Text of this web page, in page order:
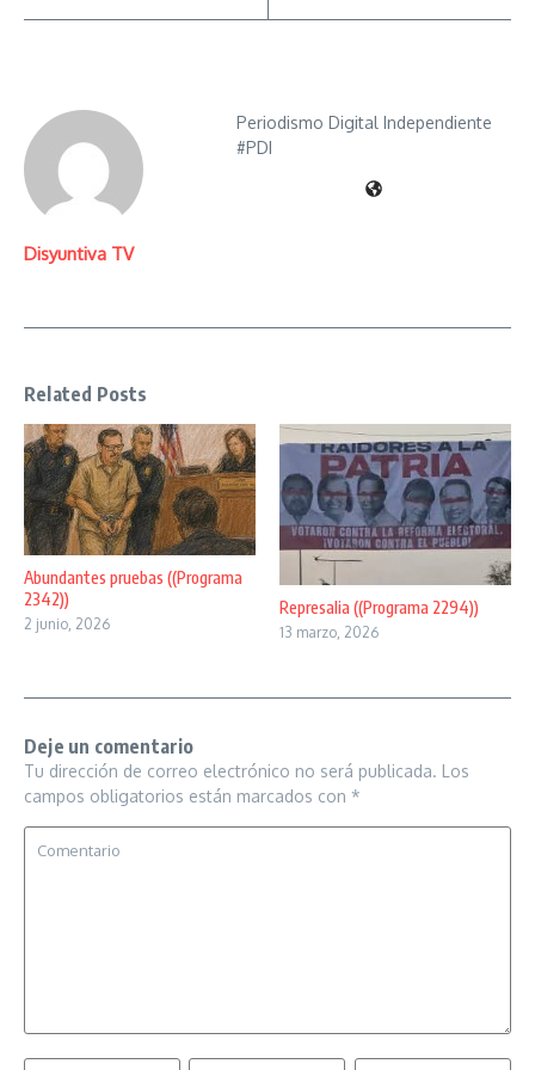
Disyuntiva TV
Periodismo Digital Independiente
#PDI
Related Posts
Abundantes pruebas ((Programa
2342))
2 junio, 2026
Represalia ((Programa 2294))
13 marzo, 2026
Deje un comentario
Tu dirección de correo electrónico no será publicada. Los
campos obligatorios están marcados con *